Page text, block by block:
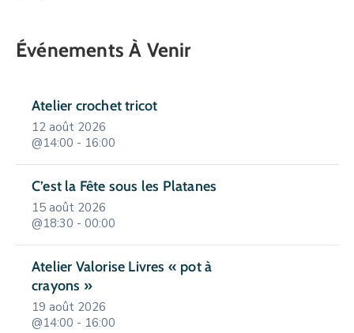
Événements À Venir
Atelier crochet tricot
12 août 2026
@14:00 - 16:00
C’est la Fête sous les Platanes
15 août 2026
@18:30 - 00:00
Atelier Valorise Livres « pot à
crayons »
19 août 2026
@14:00 - 16:00